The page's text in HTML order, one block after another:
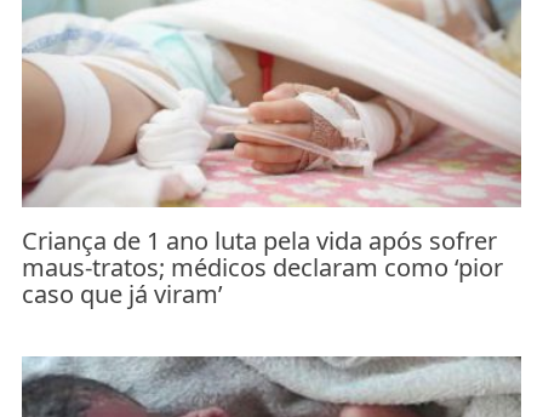
Criança de 1 ano luta pela vida após sofrer
maus-tratos; médicos declaram como ‘pior
caso que já viram’